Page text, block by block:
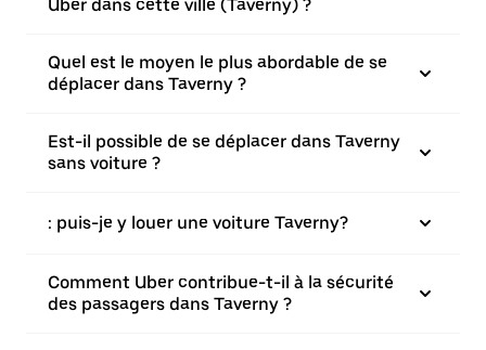
Uber dans cette ville (Taverny) ?
Quel est le moyen le plus abordable de se
déplacer dans Taverny ?
Est-il possible de se déplacer dans Taverny
sans voiture ?
: puis-je y louer une voiture Taverny?
Comment Uber contribue-t-il à la sécurité
des passagers dans Taverny ?